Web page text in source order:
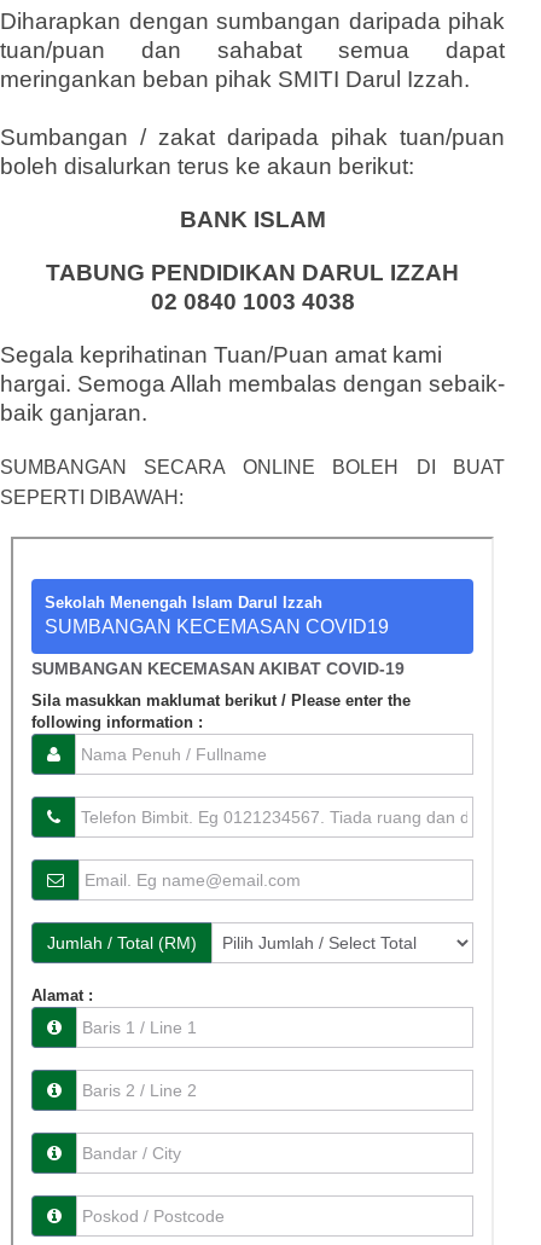
Diharapkan dengan sumbangan daripada pihak
tuan/puan dan sahabat semua dapat
meringankan beban pihak SMITI Darul Izzah.
Sumbangan / zakat daripada pihak tuan/puan
boleh disalurkan terus ke akaun berikut:
BANK ISLAM
TABUNG PENDIDIKAN DARUL IZZAH
02 0840 1003 4038
Segala keprihatinan Tuan/Puan amat kami
hargai. Semoga Allah membalas dengan sebaik-
baik ganjaran.
SUMBANGAN SECARA ONLINE BOLEH DI BUAT
SEPERTI DIBAWAH: